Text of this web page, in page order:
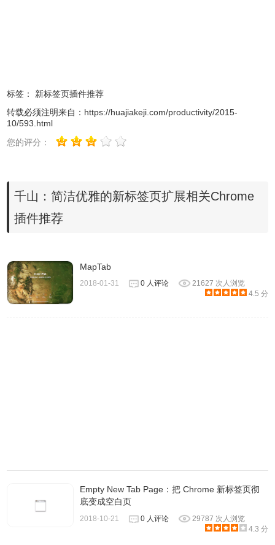
3.使用自定义功能：点击页面右上角的”自定义模式”，在弹层
中，可以设置站点名
标签：
新标签页插件推荐
转载必须注明来自： https://huajiakeji.com/productivity/2015-
10/593.html
您的评分：
千山：简洁优雅的新标签页扩展相关Chrome
插件推荐
MapTab
2018-01-31 0 人评论
21627 次人浏览
4.5 分
Empty New Tab Page：把 Chrome 新标签页彻
底变成空白页
2018-10-21 0 人评论
29787 次人浏览
4.3 分